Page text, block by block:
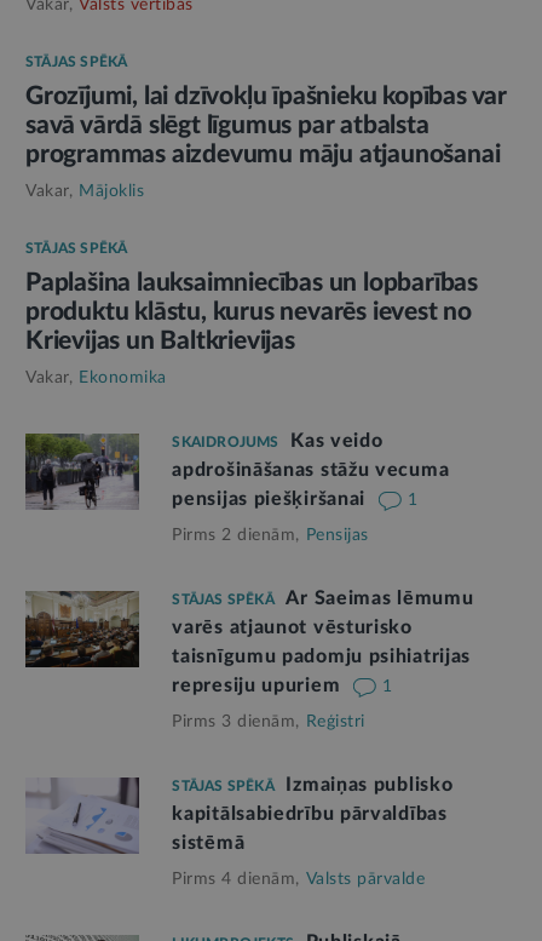
Vakar, Valsts vērtības
STĀJAS SPĒKĀ
Grozījumi, lai dzīvokļu īpašnieku kopības var
savā vārdā slēgt līgumus par atbalsta
programmas aizdevumu māju atjaunošanai
Vakar, Mājoklis
STĀJAS SPĒKĀ
Paplašina lauksaimniecības un lopbarības
produktu klāstu, kurus nevarēs ievest no
Krievijas un Baltkrievijas
Vakar, Ekonomika
SKAIDROJUMS
Kas veido
apdrošināšanas stāžu vecuma
pensijas piešķiršanai
1
Pirms 2 dienām, Pensijas
STĀJAS SPĒKĀ
Ar Saeimas lēmumu
varēs atjaunot vēsturisko
taisnīgumu padomju psihiatrijas
represiju upuriem
1
Pirms 3 dienām, Reģistri
STĀJAS SPĒKĀ
Izmaiņas publisko
kapitālsabiedrību pārvaldības
sistēmā
Pirms 4 dienām, Valsts pārvalde